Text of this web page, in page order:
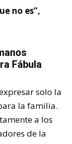
no es”,
Fábula
solo la
la familia.
a los
de la